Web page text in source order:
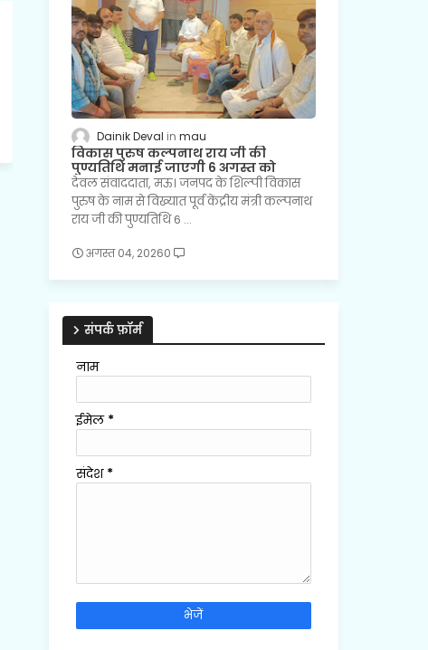
Dainik Deval mau
विकास पुरुष कल्पनाथ राय जी की
पुण्यतिथि मनाई जाएगी 6 अगस्त को
देवल संवाददाता, मऊ। जनपद के शिल्पी विकास
पुरुष के नाम से विख्यात पूर्व केंद्रीय मंत्री कल्पनाथ
राय जी की पुण्यतिथि 6 …
अगस्त 04, 20260
संपर्क फ़ॉर्म
नाम
ईमेल *
संदेश *